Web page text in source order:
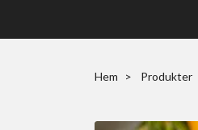
Hem Produkter